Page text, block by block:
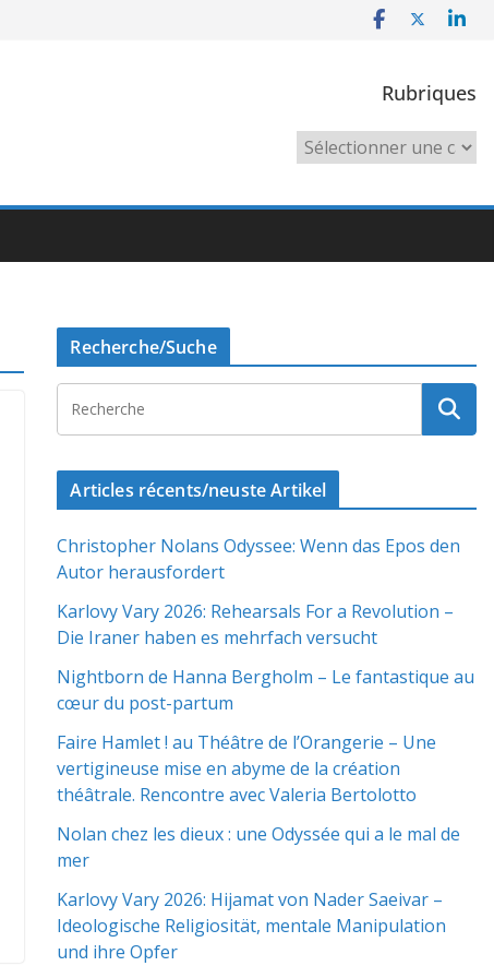
Rubriques
Rubriques
Recherche/Suche
Articles récents/neuste Artikel
Christopher Nolans Odyssee: Wenn das Epos den
Autor herausfordert
Karlovy Vary 2026: Rehearsals For a Revolution –
Die Iraner haben es mehrfach versucht
Nightborn de Hanna Bergholm – Le fantastique au
cœur du post-partum
Faire Hamlet ! au Théâtre de l’Orangerie – Une
vertigineuse mise en abyme de la création
théâtrale. Rencontre avec Valeria Bertolotto
Nolan chez les dieux : une Odyssée qui a le mal de
mer
Karlovy Vary 2026: Hijamat von Nader Saeivar​​ –
Ideologische Religiosität, mentale Manipulation
und ihre Opfer